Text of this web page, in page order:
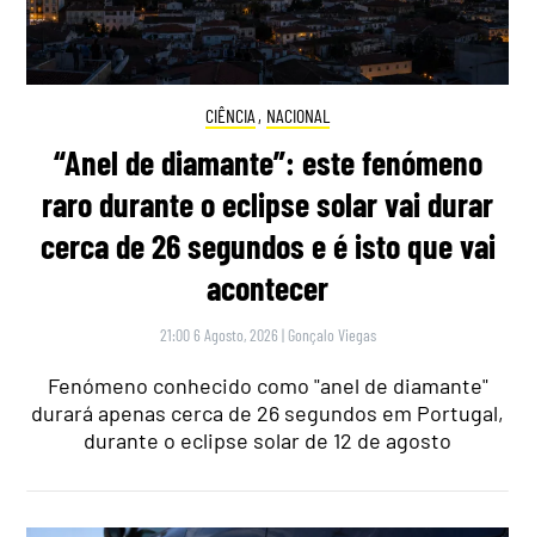
CIÊNCIA , NACIONAL
“Anel de diamante”: este fenómeno
raro durante o eclipse solar vai durar
cerca de 26 segundos e é isto que vai
acontecer
21:00 6 Agosto, 2026 | Gonçalo Viegas
Fenómeno conhecido como "anel de diamante"
durará apenas cerca de 26 segundos em Portugal,
durante o eclipse solar de 12 de agosto